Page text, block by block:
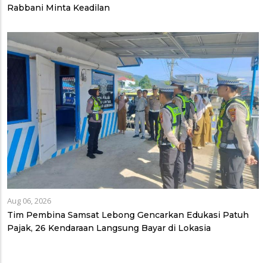
Rabbani Minta Keadilan
Aug 06, 2026
Tim Pembina Samsat Lebong Gencarkan Edukasi Patuh
Pajak, 26 Kendaraan Langsung Bayar di Lokasia